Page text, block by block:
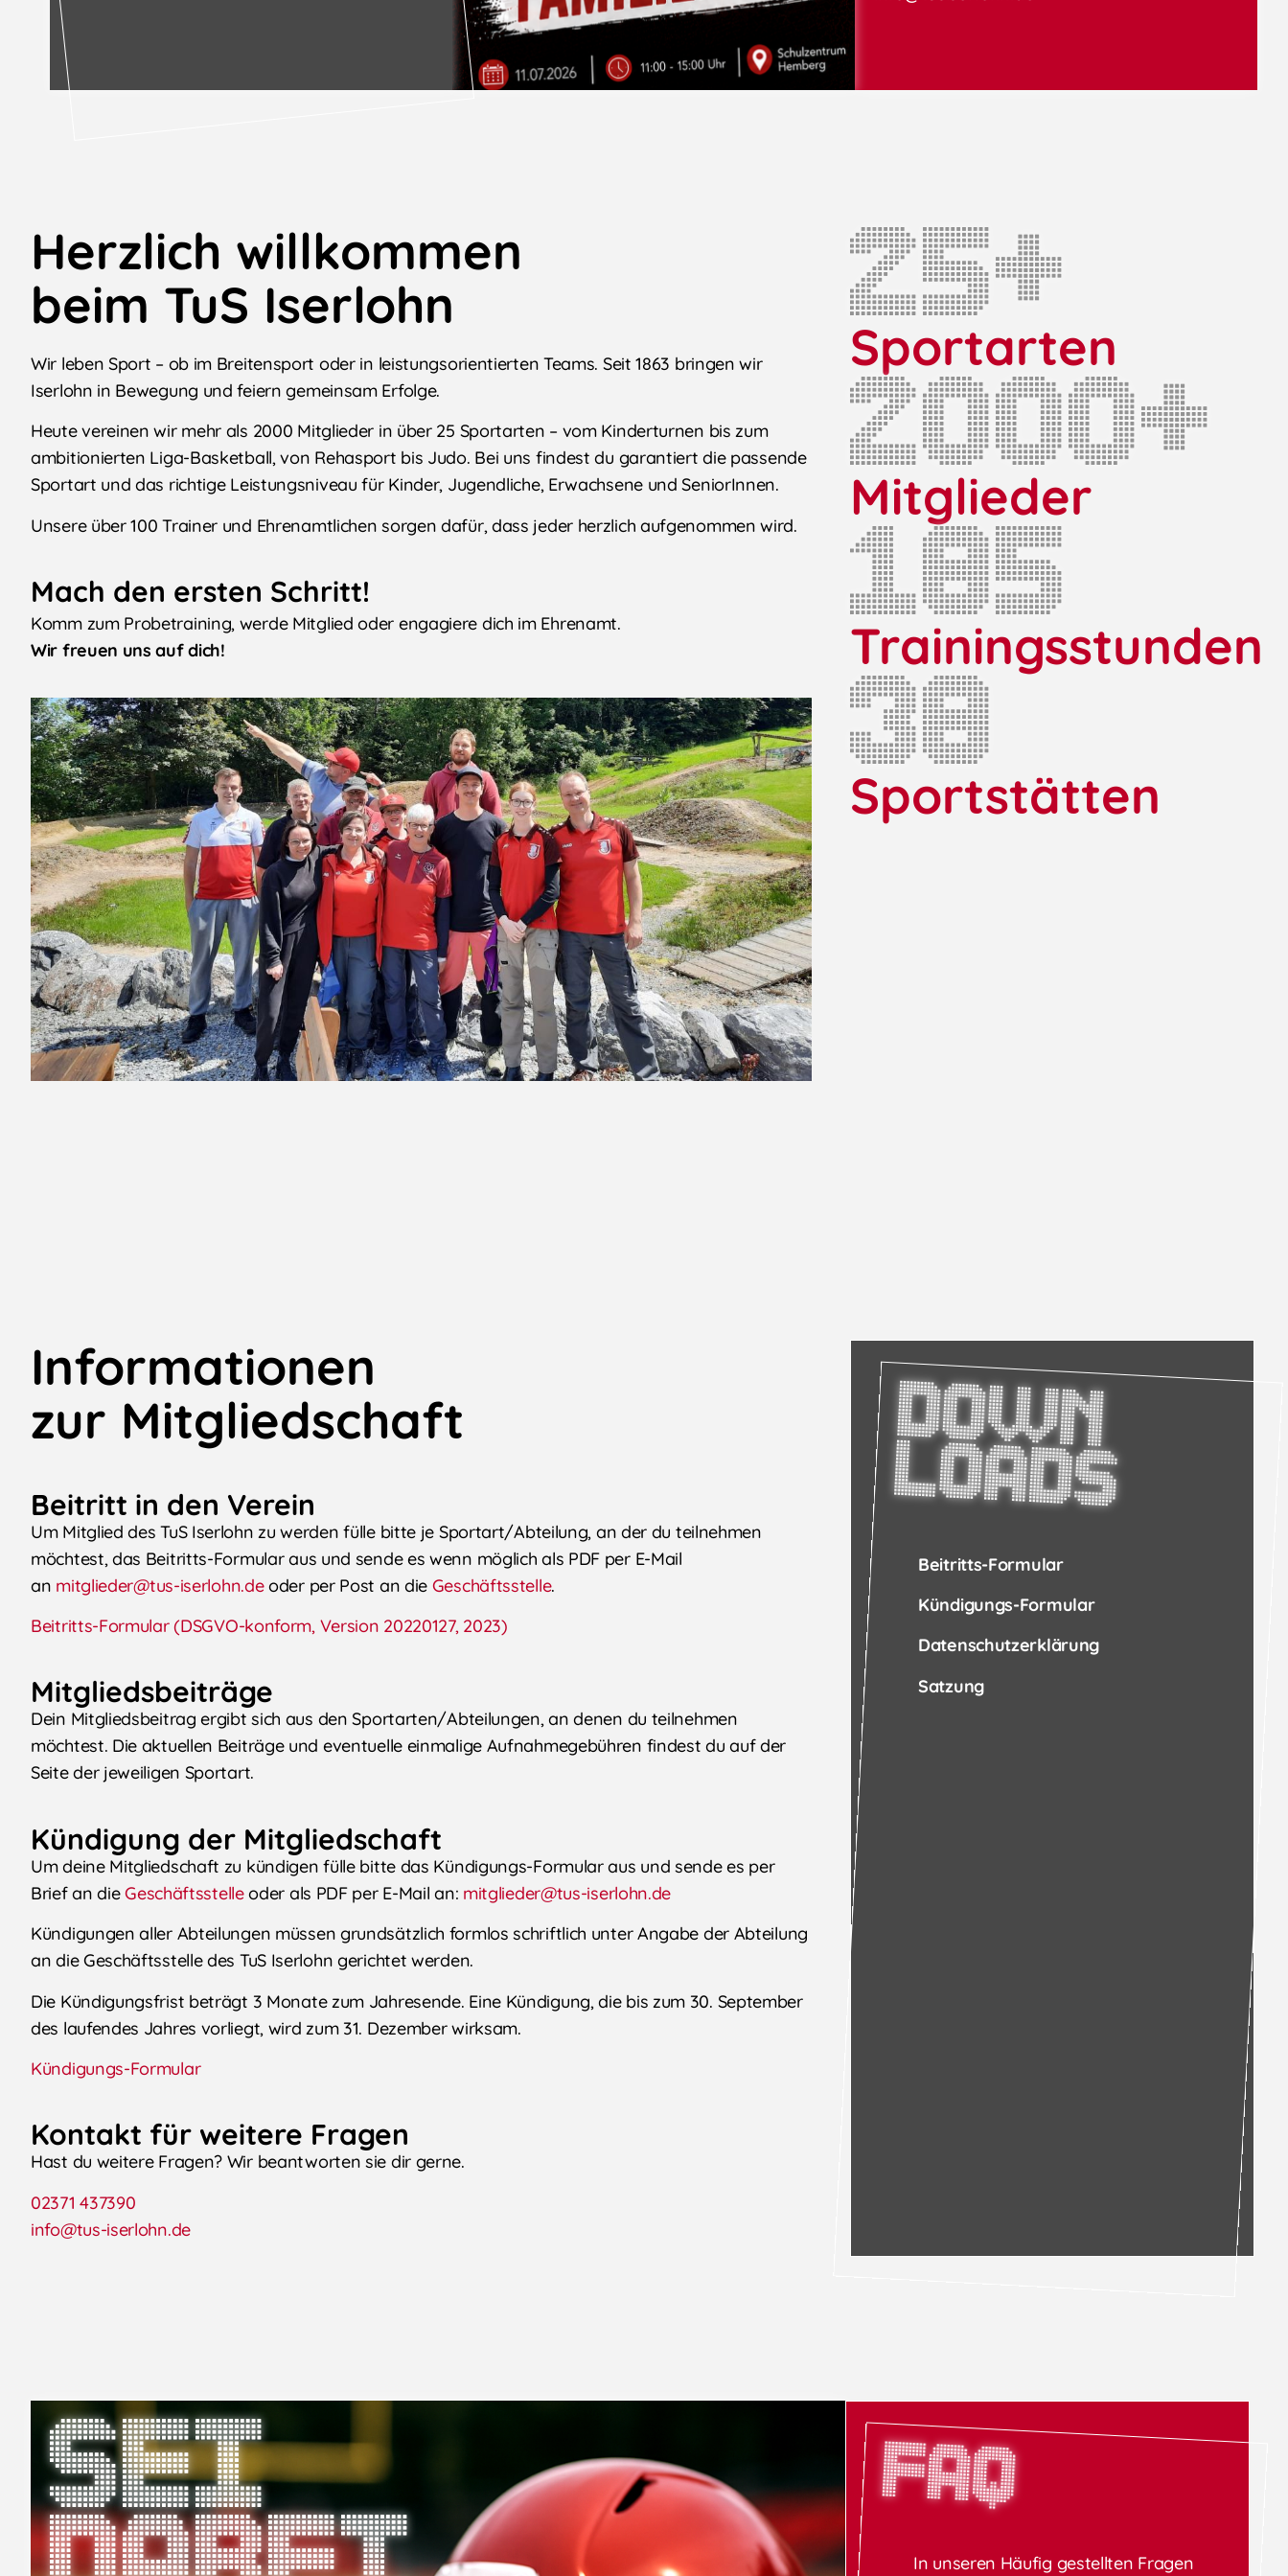
Herzlich willkommen
beim TuS Iserlohn
Wir leben Sport – ob im Breitensport oder in leistungsorientierten Teams. Seit 1863 bringen wir
Iserlohn in Bewegung und feiern gemeinsam Erfolge.
Heute vereinen wir mehr als 2000 Mitglieder in über 25 Sportarten – vom Kinderturnen bis zum
ambitionierten Liga-Basketball, von Rehasport bis Judo. Bei uns findest du garantiert die passende
Sportart und das richtige Leistungsniveau für Kinder, Jugendliche, Erwachsene und SeniorInnen.
Unsere über 100 Trainer und Ehrenamtlichen sorgen dafür, dass jeder herzlich aufgenommen wird.
Mach den ersten Schritt!
Komm zum Probetraining, werde Mitglied oder engagiere dich im Ehrenamt.
Wir freuen uns auf dich!
Sportarten
25+
Mitglieder
2000+
Trainingsstunden
185
Sportstätten
38
Informationen
zur Mitgliedschaft
Beitritt in den Verein
Um Mitglied des TuS Iserlohn zu werden fülle bitte je Sportart/Abteilung, an der du teilnehmen
möchtest, das Beitritts-Formular aus und sende es wenn möglich als PDF per E-Mail
an mitglieder@tus-iserlohn.deoder per Post an die Geschäftsstelle.
Beitritts-Formular(DSGVO-konform, Version 20220127, 2023)
Mitgliedsbeiträge
Dein Mitgliedsbeitrag ergibt sich aus den Sportarten/Abteilungen, an denen du teilnehmen
möchtest. Die aktuellen Beiträge und eventuelle einmalige Aufnahmegebühren findest du auf der
Seite der jeweiligen Sportart.
Kündigung der Mitgliedschaft
Um deine Mitgliedschaft zu kündigen fülle bitte das Kündigungs-Formular aus und sende es per
Brief an dieGeschäftsstelleoder als PDF per E-Mail an: mitglieder@tus-iserlohn.de
Kündigungen aller Abteilungen müssen grundsätzlich formlos schriftlich unter Angabe der Abteilung
an die Geschäftsstelle des TuS Iserlohn gerichtet werden.
Die Kündigungsfrist beträgt 3 Monate zum Jahresende. Eine Kündigung, die bis zum 30. September
des laufendes Jahres vorliegt, wird zum 31. Dezember wirksam.
Kündigungs-Formular
Kontakt für weitere Fragen
Hast du weitere Fragen? Wir beantworten sie dir gerne.
02371 437390
info@tus-iserlohn.de
D
o
w
n
l
o
a
d
s
Beitritts-Formular
Kündigungs-Formular
Datenschutzerklärung
Satzung
Sei FAQ
In unseren Häufig gestellten Fragen